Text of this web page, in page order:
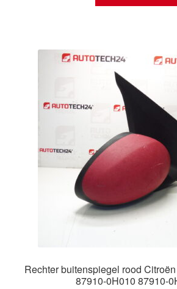
Rechter buitenspiegel rood
87910-0H010 87910-